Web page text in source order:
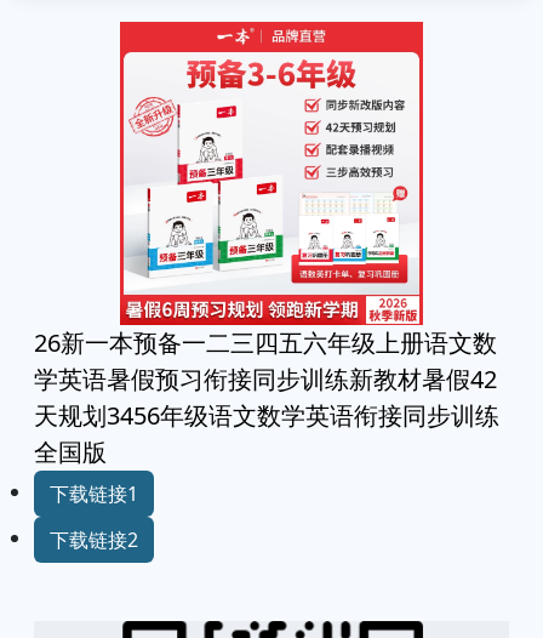
26新一本预备一二三四五六年级上册语文数
学英语暑假预习衔接同步训练新教材暑假42
天规划3456年级语文数学英语衔接同步训练
全国版
下载链接1
下载链接2